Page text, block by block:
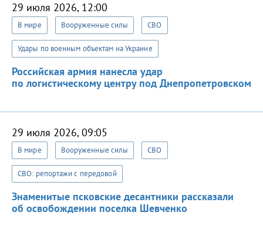
29 июля 2026, 12:00
В мире Вооруженные силы СВО
Удары по военным объектам на Украине
Российская армия нанесла удар
по логистическому центру под Днепропетровском
29 июля 2026, 09:05
В мире Вооруженные силы СВО
СВО: репортажи с передовой
Знаменитые псковские десантники рассказали
об освобождении поселка Шевченко